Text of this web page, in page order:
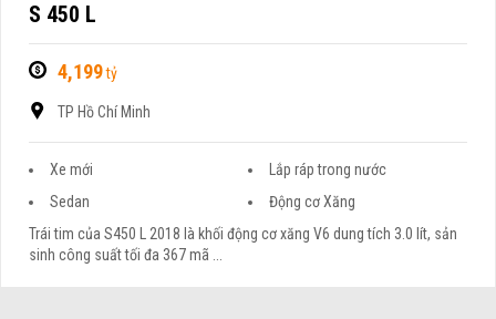
S 450 L
4,199tỷ
TP Hồ Chí Minh
Xe mới
Lắp ráp trong nước
Sedan
Động cơ Xăng
Trái tim của S450 L 2018 là khối động cơ xăng V6 dung tích 3.0 lít, sản
sinh công suất tối đa 367 mã ...